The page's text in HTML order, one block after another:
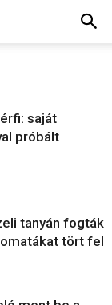
saját
próbált
tanyán fogták
tört fel